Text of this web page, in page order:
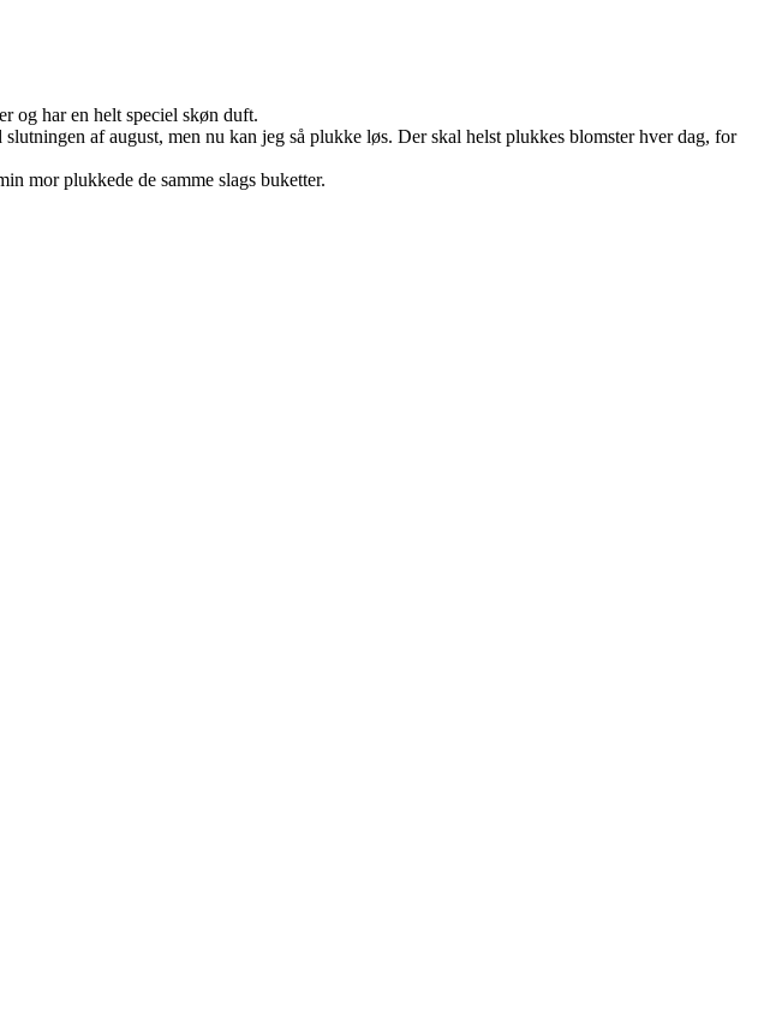
og har en helt speciel skøn duft.
af august, men nu kan jeg så plukke løs. Der skal helst plukkes blomster hver dag, for
mor plukkede de samme slags buketter.